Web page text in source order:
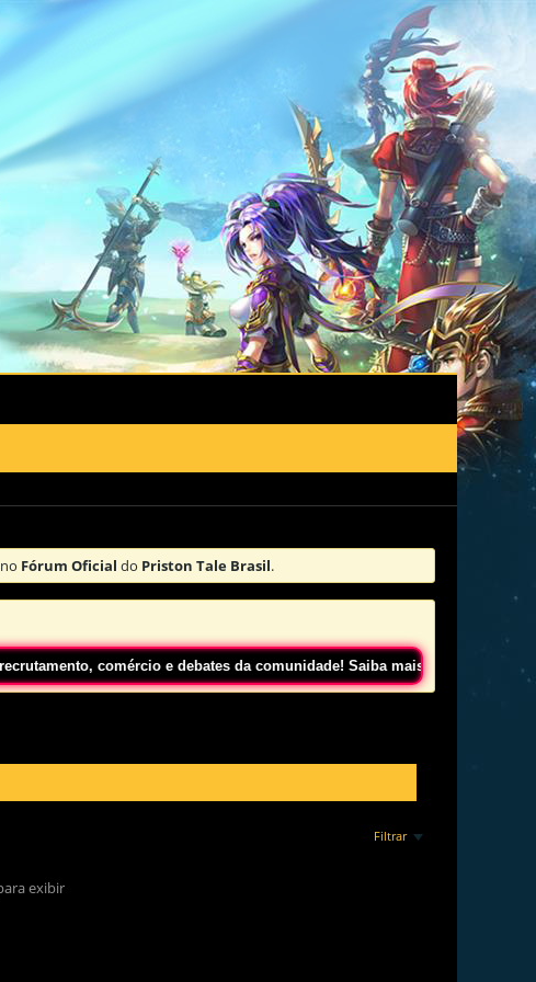
Fórum Oficial do Priston Tale Brasil.
comércio e debates da comunidade! Saiba maisClicando Aqui!
Filtrar
exibir